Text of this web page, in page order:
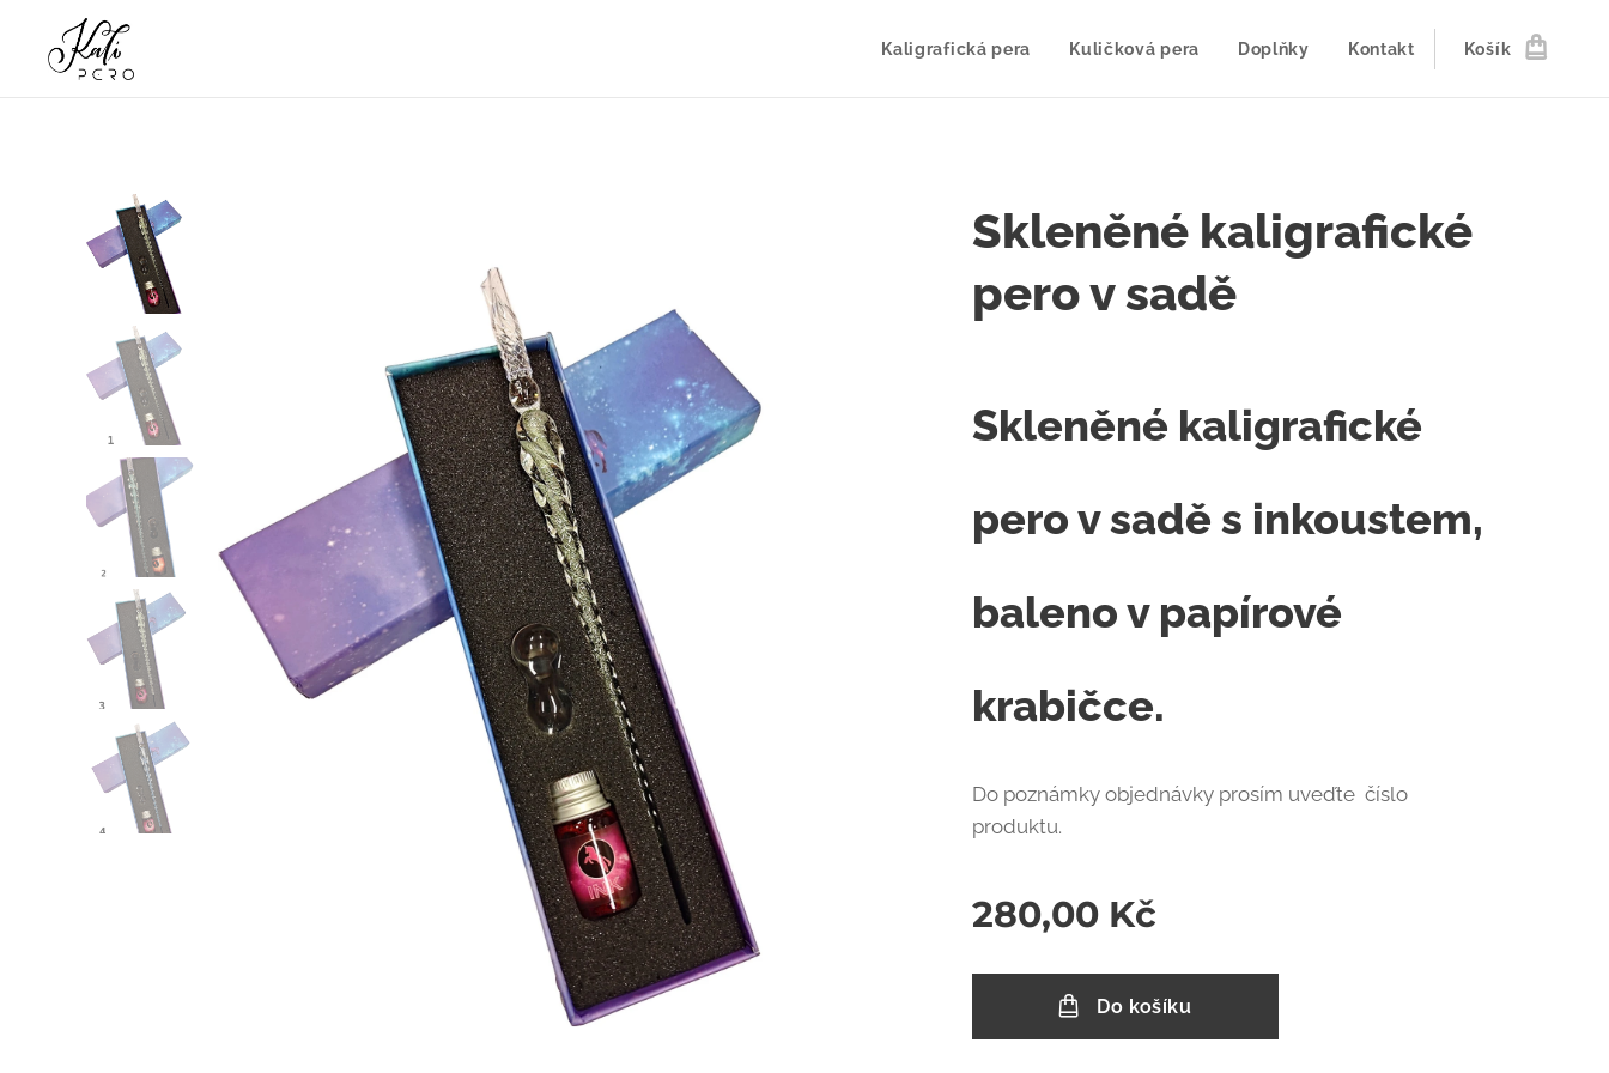
Kaligrafická pera Kuličková pera Doplňky Kontakt Košík
Skleněné kaligrafické
pero v sadě
Skleněné kaligrafické
pero v sadě s inkoustem,
baleno v papírové
krabičce.
Do poznámky objednávky prosím uveďte číslo
produktu.
280,00 Kč
Do košíku